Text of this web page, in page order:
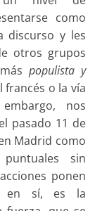
como
discurso y les
otros grupos
populista y
francés o la vía
nos
pasado 11 de
Madrid como
sin
ponen
en sí, es la